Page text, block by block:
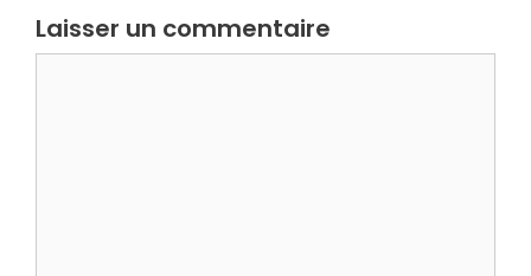
Laisser un commentaire